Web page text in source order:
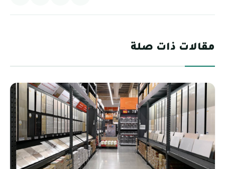
مقالات ذات صلة